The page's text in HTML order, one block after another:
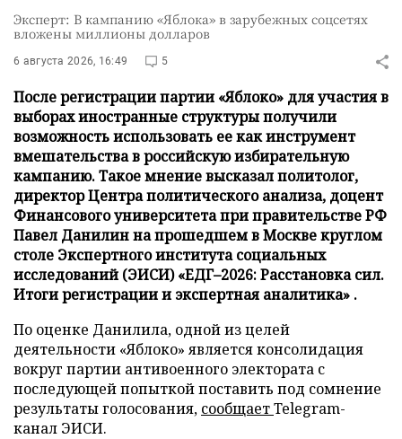
Эксперт: В кампанию «Яблока» в зарубежных соцсетях
вложены миллионы долларов
6 августа 2026, 16:49 5
После регистрации партии «Яблоко» для участия в
выборах иностранные структуры получили
возможность использовать ее как инструмент
вмешательства в российскую избирательную
кампанию. Такое мнение высказал политолог,
директор Центра политического анализа, доцент
Финансового университета при правительстве РФ
Павел Данилин на прошедшем в Москве круглом
столе Экспертного института социальных
исследований (ЭИСИ) «ЕДГ–2026: Расстановка сил.
Итоги регистрации и экспертная аналитика» .
По оценке Данилила, одной из целей
деятельности «Яблоко» является консолидация
вокруг партии антивоенного электората с
последующей попыткой поставить под сомнение
результаты голосования, сообщаетTelegram-
канал ЭИСИ.